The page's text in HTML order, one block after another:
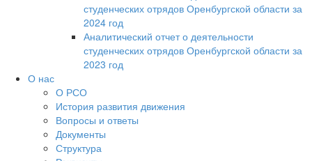
студенческих отрядов Оренбургской области за
2024 год
Аналитический отчет о деятельности
студенческих отрядов Оренбургской области за
2023 год
О нас
О РСО
История развития движения
Вопросы и ответы
Документы
Структура